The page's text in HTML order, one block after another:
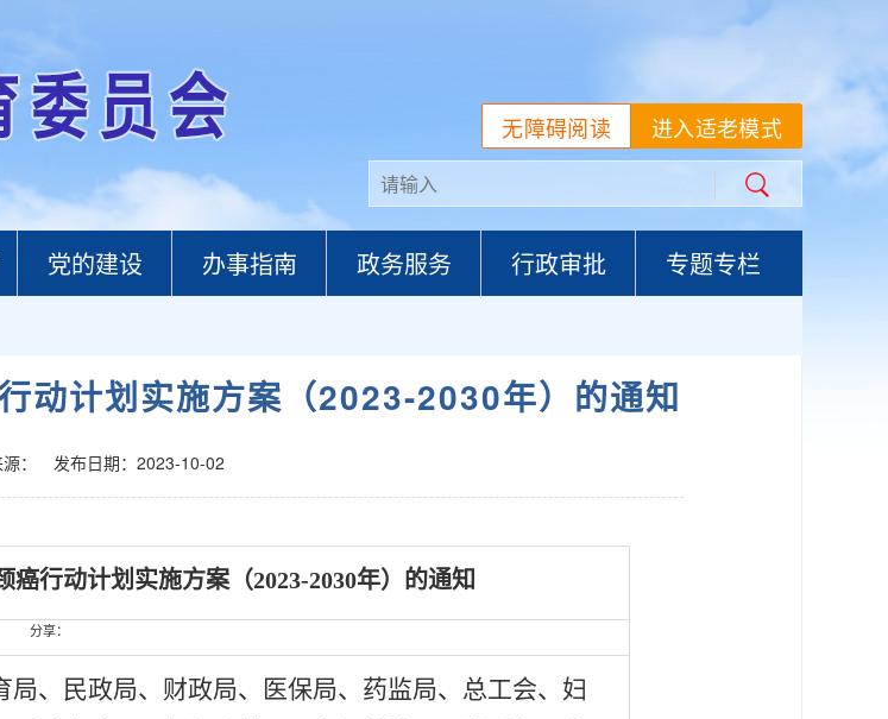
进入适老模式
无障碍阅读
党的建设 办事指南 政务服务 行政审批 专题专栏
动计划实施方案（2023-2030年）的通知
： 发布日期：2023-10-02
行动计划实施方案（2023-2030年）的通知
分享：
、民政局、财政局、医保局、药监局、总工会、妇